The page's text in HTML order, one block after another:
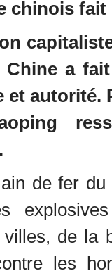
chinois fait
Chine a
et autorité.
de fer du
de la
les